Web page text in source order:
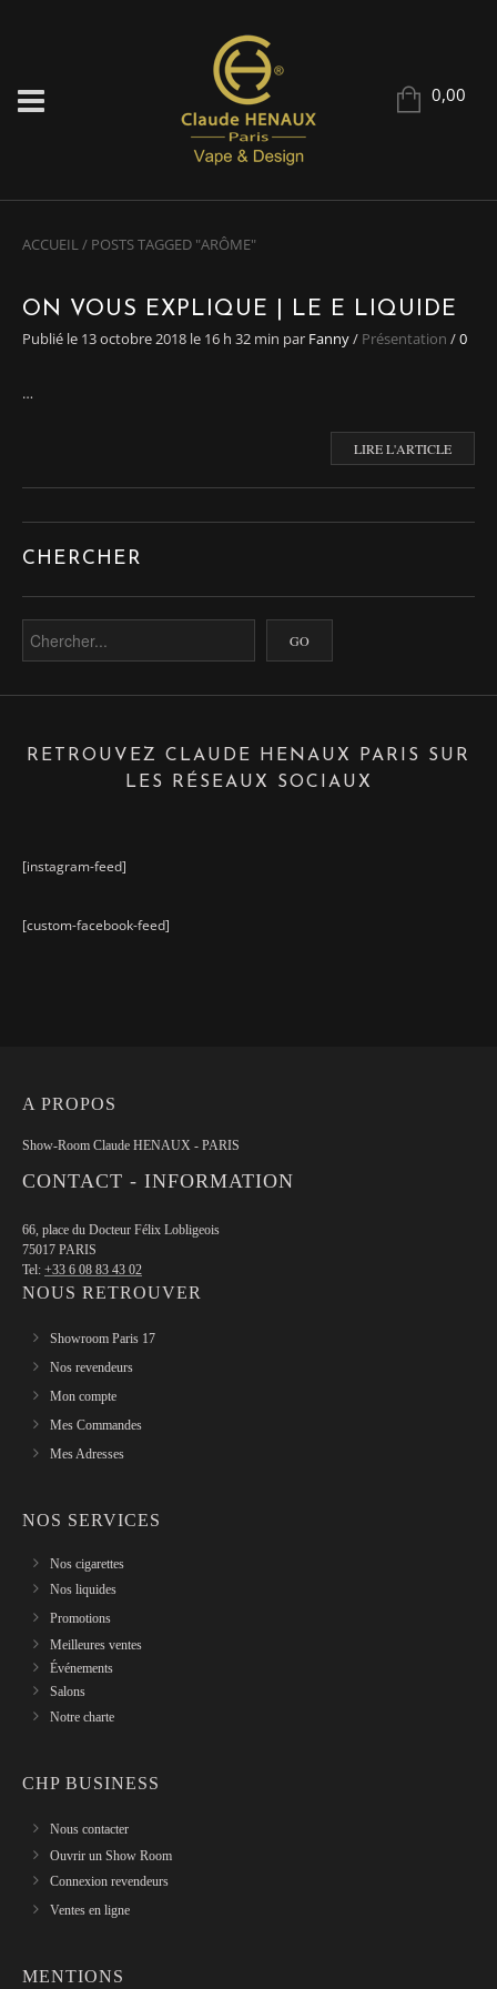
0,00
ACCUEIL/ POSTS TAGGED "ARÔME"
ON VOUS EXPLIQUE | LE E LIQUIDE
Publié le 13 octobre 2018 le 16 h 32 min par Fanny/ Présentation /0
…
LIRE L'ARTICLE
CHERCHER
RETROUVEZ CLAUDE HENAUX PARIS SUR
LES RÉSEAUX SOCIAUX
[instagram-feed]
[custom-facebook-feed]
A PROPOS
Show-Room Claude HENAUX - PARIS
CONTACT - INFORMATION
66, place du Docteur Félix Lobligeois
75017 PARIS
Tel: +33 6 08 83 43 02
NOUS RETROUVER
Showroom Paris 17
Nos revendeurs
Mon compte
Mes Commandes
Mes Adresses
NOS SERVICES
Nos cigarettes
Nos liquides
Promotions
Meilleures ventes
Événements
Salons
Notre charte
CHP BUSINESS
Nous contacter
Ouvrir un Show Room
Connexion revendeurs
Ventes en ligne
MENTIONS